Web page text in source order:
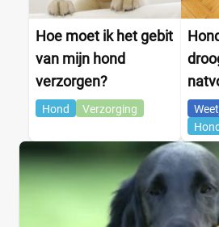
Hoe moet ik het gebit
van mijn hond
verzorgen?
Hond Verzorging
Hond